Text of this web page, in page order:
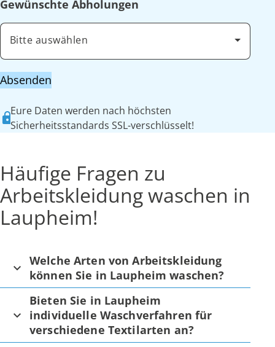
Gewünschte Abholungen
Bitte auswählen
Absenden
Eure Daten werden nach höchsten
Sicherheitsstandards SSL-verschlüsselt!
Häufige Fragen zu
Arbeitskleidung waschen in
Laupheim!
Welche Arten von Arbeitskleidung
können Sie in Laupheim waschen?
Bieten Sie in Laupheim
individuelle Waschverfahren für
verschiedene Textilarten an?